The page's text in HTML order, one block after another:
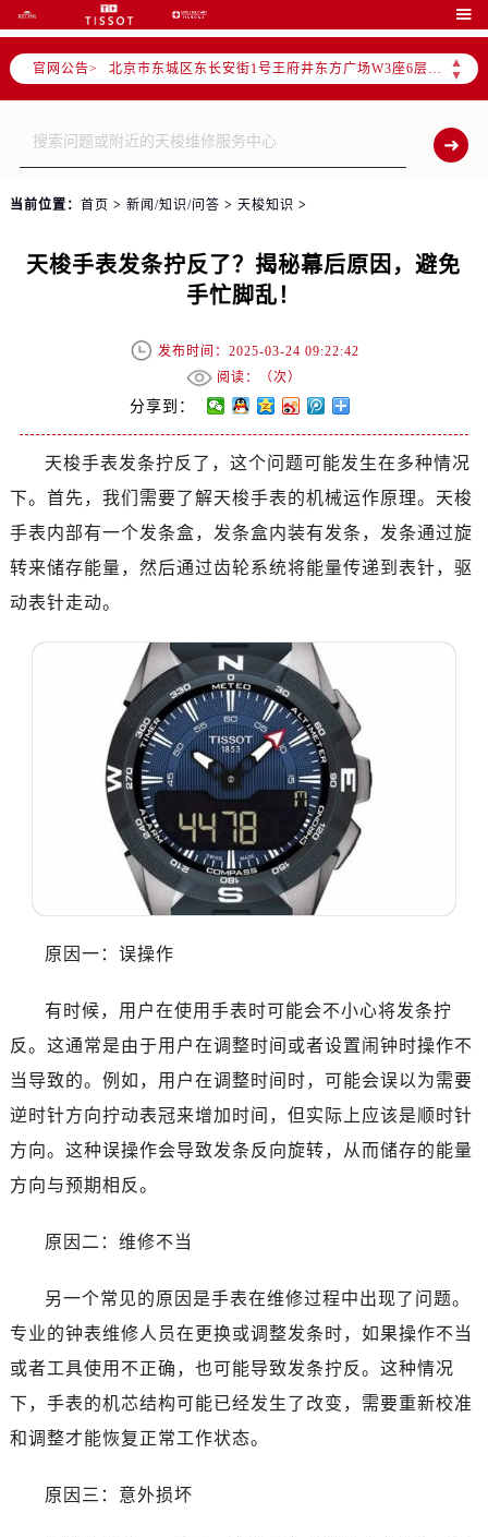

官网公告>
▲
▼
北京市朝阳区建国门外大街甲6号华熙国际中心D座11层1102室售后服务中心（需提前预约）
北京市东城区东长安街1号王府井东方广场W3座6层602室售后服务中心（需提前预约）
节假日正常营业！
当前位置： 首页 > 新闻/知识/问答 > 天梭知识 >
天梭手表发条拧反了？揭秘幕后原因，避免
手忙脚乱！
发布时间：2025-03-24 09:22:42
阅读：（次）
分享到：
天梭手表发条拧反了，这个问题可能发生在多种情况
下。首先，我们需要了解天梭手表的机械运作原理。天梭
手表内部有一个发条盒，发条盒内装有发条，发条通过旋
转来储存能量，然后通过齿轮系统将能量传递到表针，驱
动表针走动。
原因一：误操作
有时候，用户在使用手表时可能会不小心将发条拧
反。这通常是由于用户在调整时间或者设置闹钟时操作不
当导致的。例如，用户在调整时间时，可能会误以为需要
逆时针方向拧动表冠来增加时间，但实际上应该是顺时针
方向。这种误操作会导致发条反向旋转，从而储存的能量
方向与预期相反。
原因二：维修不当
另一个常见的原因是手表在维修过程中出现了问题。
专业的钟表维修人员在更换或调整发条时，如果操作不当
或者工具使用不正确，也可能导致发条拧反。这种情况
下，手表的机芯结构可能已经发生了改变，需要重新校准
和调整才能恢复正常工作状态。
原因三：意外损坏